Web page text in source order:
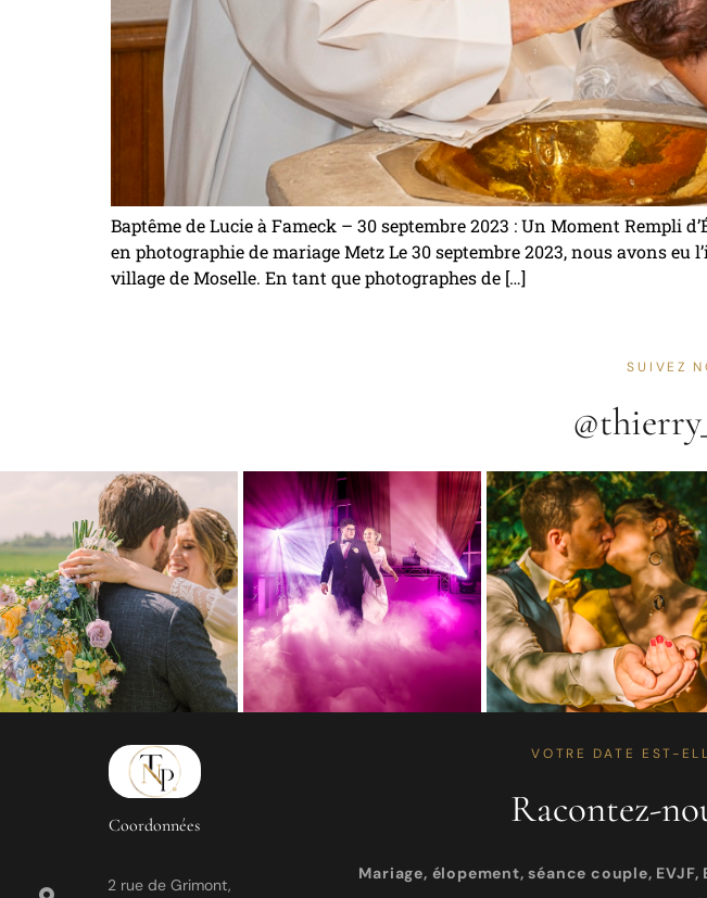
Baptême de Lucie à Fameck – 30 septembre 2023 : Un Moment Rempli
en photographie de mariage Metz Le 30 septembre 2023, nous avons
village de Moselle. En tant que photographes de […]
SUIVEZ
Coordonnées
2 rue de Grimont,
VOTRE DATE EST-
Racontez-
Mariage, élopement, séance couple,